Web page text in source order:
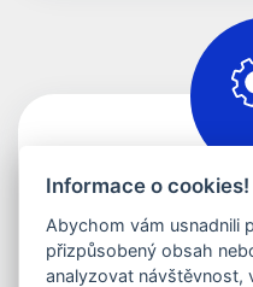
Informace o cookies!
Abychom vám usnadnili
přizpůsobený obsah
analyzovat návštěvnost,